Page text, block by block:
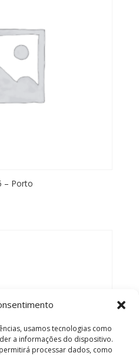
usamos tecnologias como
a informações do dispositivo.
processar dados, como
– Porto